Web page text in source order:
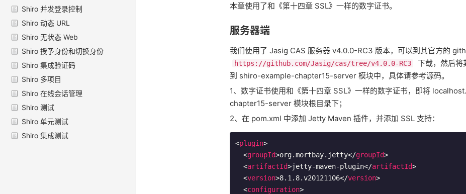
Shiro 并发登录控制
Shiro 动态 URL
Shiro 无状态 Web
Shiro 授予身份和切换身份
Shiro 集成验证码
Shiro 多项目
Shiro 在线会话管理
Shiro 测试
Shiro 单元测试
Shiro 集成测试
本章使用了和《第十四章 SSL》一样的数字证书。
服务器端
我们使用了 Jasig CAS 服务器 v4.0.0-RC3 版本，可以到其官方的
https://github.com/Jasig/cas/tree/v4.0.0-RC3
下载，然后
到 shiro-example-chapter15-server 模块中，具体请参考源码。
1、数字证书使用和《第十四章 SSL》一样的数字证书，即将
chapter15-server 模块根目录下；
2、在 pom.xml 中添加 Jetty Maven 插件，并添加 SSL 支持：
<plugin>
<groupId>org.mortbay.jetty</groupId>
<artifactId>jetty-maven-plugin</artifactId>
<version>8.1.8.v20121106</version>
<configuration>